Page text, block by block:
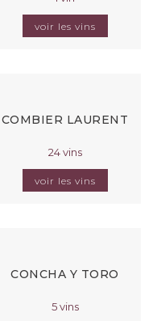
voir les vins
COMBIER LAURENT
24 vins
voir les vins
CONCHA Y TORO
5 vins